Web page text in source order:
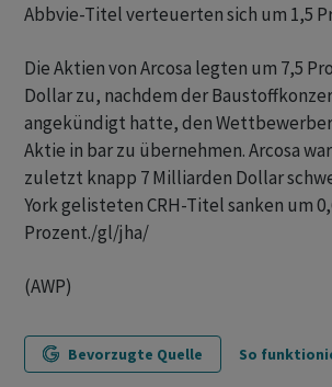
Abbvie-Titel verteuerten sich um 1,5
Die Aktien von Arcosa legten um 7,5
Dollar zu, nachdem der
angekündigt hatte, den
Aktie in bar zu übernehmen. Arcosa
zuletzt knapp 7 Milliarden Dollar
York gelisteten CRH-Titel sanken um
Prozent./gl/jha/
(AWP)
Bevorzugte Quelle So